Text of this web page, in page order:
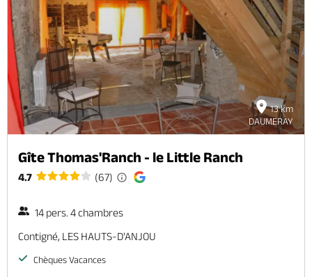
13 km
DAUMERAY
Gîte Thomas'Ranch - le Little Ranch
4.7 (67)
14 pers. 4 chambres
Contigné, LES HAUTS-D'ANJOU
Chèques Vacances